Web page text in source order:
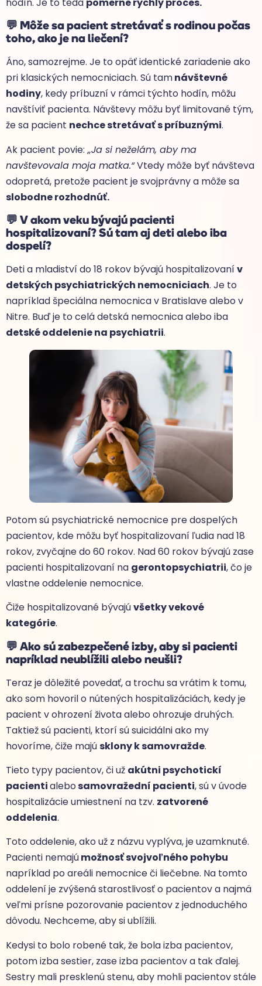
💬 Môže sa pacient stretávať s rodinou počas
toho, ako je na liečení?
Áno, samozrejme. Je to opäť identické zariadenie ako
pri klasických nemocniciach. Sú tamnávštevné
hodiny, kedy príbuzní v rámci týchto hodín, môžu
navštíviť pacienta. Návštevy môžu byť limitované tým,
že sa pacient nechce stretávať s príbuznými.
Ak pacient povie: „Ja si neželám, aby ma
navštevovala moja matka.“Vtedy môže byť návšteva
odopretá, pretože pacient je svojprávny a môže sa
slobodne rozhodnúť.
💬 V akom veku bývajú pacienti
hospitalizovaní? Sú tam aj deti alebo iba
dospelí?
Deti a mladiství do 18 rokov bývajú hospitalizovanív
detských psychiatrických nemocniciach. Je to
napríklad špeciálna nemocnica v Bratislave alebo v
Nitre. Buď je to celá detská nemocnica alebo iba
detské oddelenie na psychiatrii.
Potom sú psychiatrické nemocnice pre dospelých
pacientov, kde môžu byť hospitalizovaní ľudia nad 18
rokov, zvyčajne do 60 rokov. Nad 60 rokov bývajú zase
pacienti hospitalizovaní na gerontopsychiatrii, čo je
vlastne oddelenie nemocnice.
Čiže hospitalizované bývajúvšetky vekové
kategórie.
💬 Ako sú zabezpečené izby, aby si pacienti
napríklad neublížili alebo neušli?
Teraz je dôležité povedať, a trochu sa vrátim k tomu,
ako som hovoril o nútených hospitalizáciách, kedy je
pacient v ohrození života alebo ohrozuje druhých.
Taktiež sú pacienti, ktorí sú suicidálni ako my
hovoríme, čiže majúsklony k samovražde.
Tieto typy pacientov, či už akútni psychotickí
pacientialebosamovražední pacienti, sú v úvode
hospitalizácie umiestnení na tzv. zatvorené
oddelenia.
Toto oddelenie, ako už z názvu vyplýva, je uzamknuté.
Pacienti nemajúmožnosť svojvoľného pohybu
napríklad po areáli nemocnice či liečebne. Na tomto
oddelení je zvýšená starostlivosť o pacientov a najmä
veľmi prísne pozorovanie pacientov z jednoduchého
dôvodu. Nechceme, aby si ublížili.
Kedysi to bolo robené tak, že bola izba pacientov,
potom izba sestier, zase izba pacientov a tak ďalej.
Sestry mali presklenú stenu, aby mohli pacientov stále